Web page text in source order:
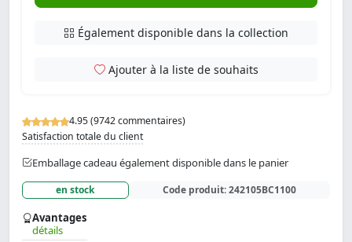
4.95 (9742 commentaires)
Satisfaction totale du client
Emballage cadeau également disponible dans le panier
en stock Code produit:242105BC1100
Avantages
détails
Également disponible dans la collection
Ajouter à la liste de souhaits